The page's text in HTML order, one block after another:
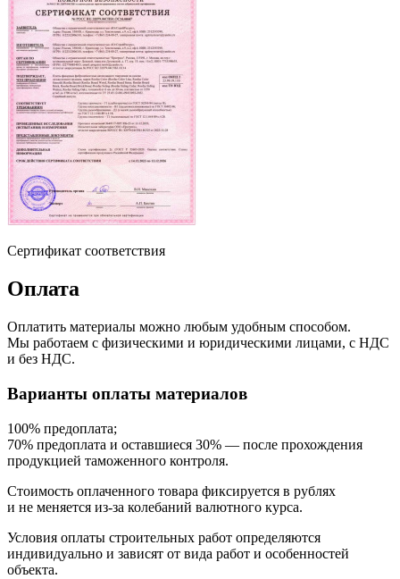
Сертификат соответствия
Оплата
Оплатить материалы можно любым удобным способом.
Мы работаем с физическими и юридическими лицами, с НДС
и без НДС.
Варианты оплаты материалов
100% предоплата;
70% предоплата и оставшиеся 30% — после прохождения
продукцией таможенного контроля.
Стоимость оплаченного товара фиксируется в рублях
и не меняется из-за колебаний валютного курса.
Условия оплаты строительных работ определяются
индивидуально и зависят от вида работ и особенностей
объекта.